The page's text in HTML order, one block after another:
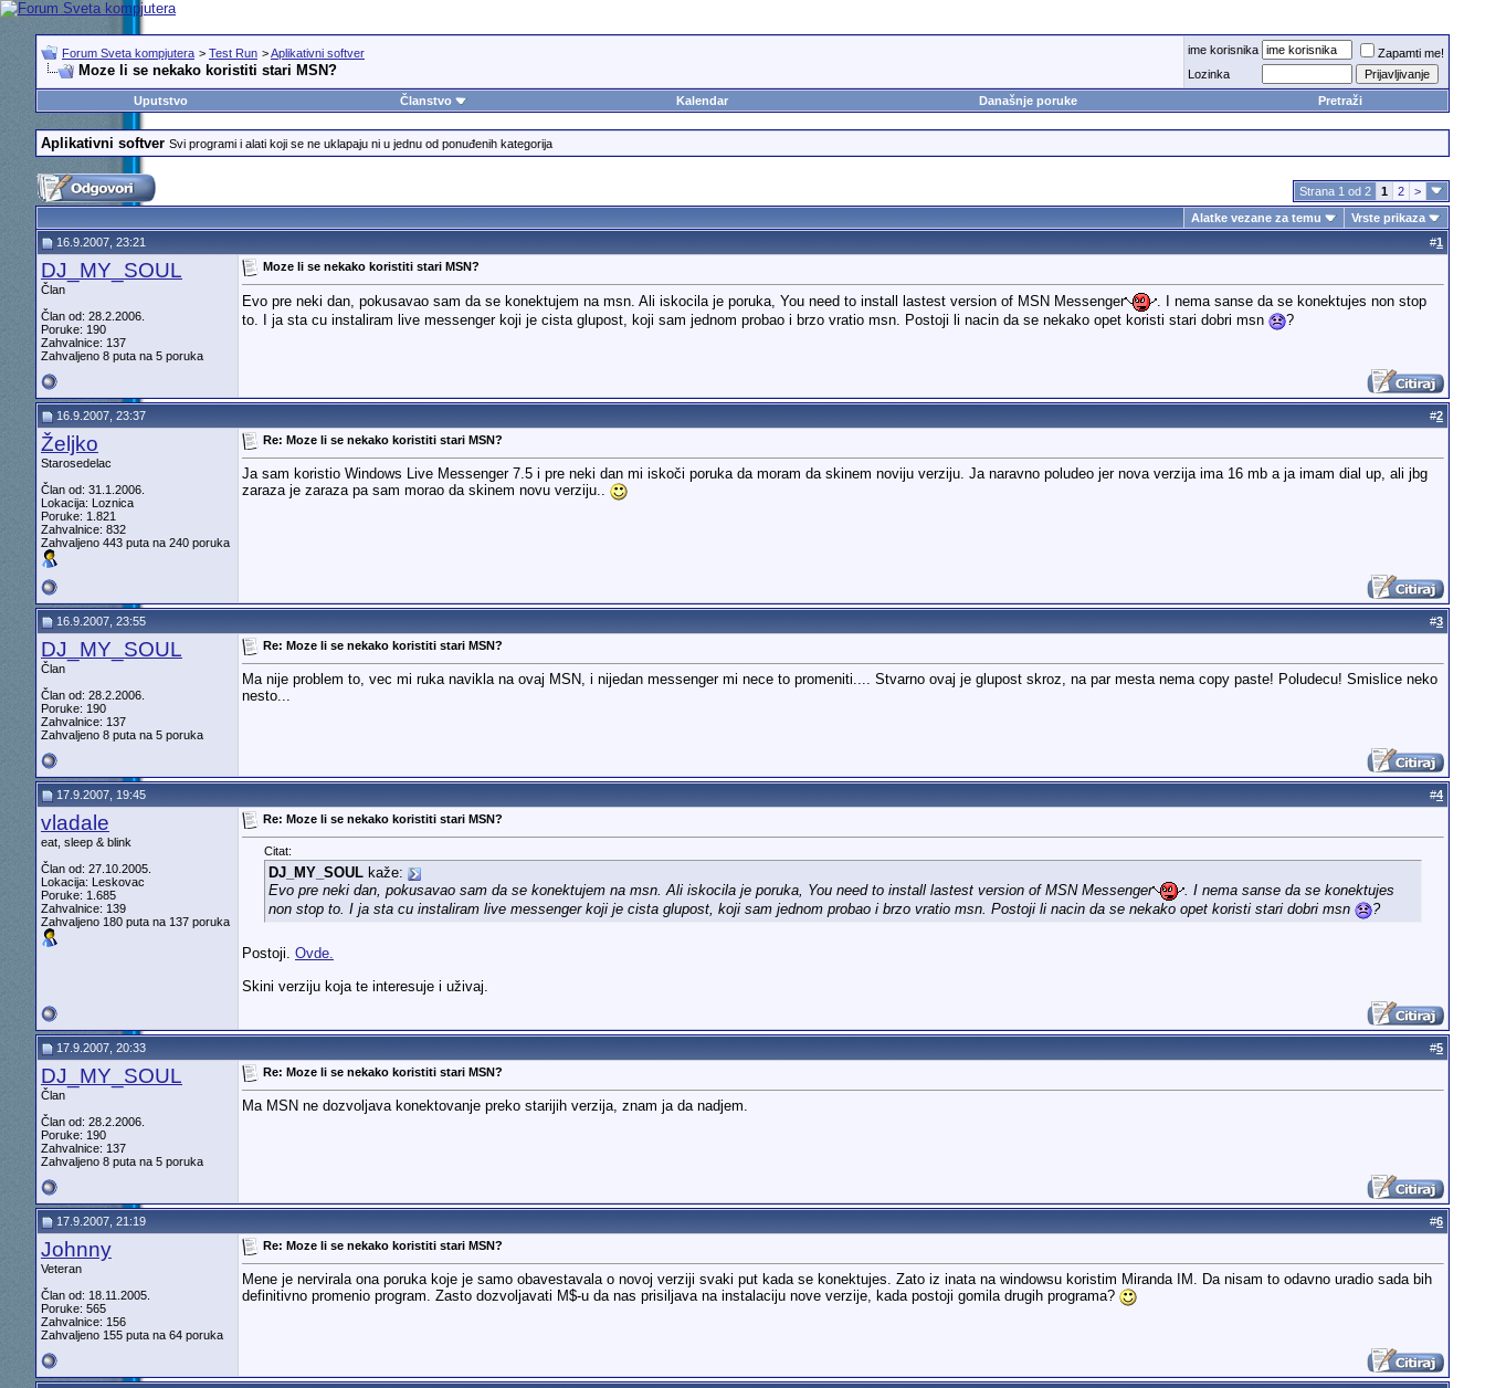
Forum Sveta kompjutera > Test Run >Aplikativni softver
Moze li se nekako koristiti stari MSN?
ime korisnika
Zapamti me!
Lozinka
Uputstvo
Članstvo Kalendar Današnje poruke Pretraži
Aplikativni softver Svi programi i alati koji se ne uklapaju ni u jednu od ponuđenih kategorija
Strana 1 od 2 1 2
>
Alatke vezane za temu
Vrste prikaza
16.9.2007, 23:21
#1
DJ_MY_SOUL
Član
Član od: 28.2.2006.
Poruke: 190
Zahvalnice: 137
Zahvaljeno 8 puta na 5 poruka
Moze li se nekako koristiti stari MSN?
Evo pre neki dan, pokusavao sam da se konektujem na msn. Ali iskocila je poruka, You need to install lastest version of MSN Messenger
. I nema sanse da se konektujes non stop
to. I ja sta cu instaliram live messenger koji je cista glupost, koji sam jednom probao i brzo vratio msn. Postoji li nacin da se nekako opet koristi stari dobri msn
?
16.9.2007, 23:37 #2
Željko
Starosedelac
Član od: 31.1.2006.
Lokacija: Loznica
Poruke: 1.821
Zahvalnice: 832
Zahvaljeno 443 puta na 240 poruka
Re: Moze li se nekako koristiti stari MSN?
Ja sam koristio Windows Live Messenger 7.5 i pre neki dan mi iskoči poruka da moram da skinem noviju verziju. Ja naravno poludeo jer nova verzija ima 16 mb a ja imam dial up, ali jbg
zaraza je zaraza pa sam morao da skinem novu verziju..
16.9.2007, 23:55 #3
DJ_MY_SOUL
Član
Član od: 28.2.2006.
Poruke: 190
Zahvalnice: 137
Zahvaljeno 8 puta na 5 poruka
Re: Moze li se nekako koristiti stari MSN?
Ma nije problem to, vec mi ruka navikla na ovaj MSN, i nijedan messenger mi nece to promeniti.... Stvarno ovaj je glupost skroz, na par mesta nema copy paste! Poludecu! Smislice neko
nesto...
17.9.2007, 19:45 #4
vladale
eat, sleep & blink
Član od: 27.10.2005.
Lokacija: Leskovac
Poruke: 1.685
Zahvalnice: 139
Zahvaljeno 180 puta na 137 poruka
Re: Moze li se nekako koristiti stari MSN?
Citat:
DJ_MY_SOULkaže:
Evo pre neki dan, pokusavao sam da se konektujem na msn. Ali iskocila je poruka, You need to install lastest version of MSN Messenger
. I nema sanse da se konektujes
non stop to. I ja sta cu instaliram live messenger koji je cista glupost, koji sam jednom probao i brzo vratio msn. Postoji li nacin da se nekako opet koristi stari dobri msn
?
Postoji. Ovde.
Skini verziju koja te interesuje i uživaj.
17.9.2007, 20:33 #5
DJ_MY_SOUL
Član
Član od: 28.2.2006.
Poruke: 190
Zahvalnice: 137
Zahvaljeno 8 puta na 5 poruka
Re: Moze li se nekako koristiti stari MSN?
Ma MSN ne dozvoljava konektovanje preko starijih verzija, znam ja da nadjem.
17.9.2007, 21:19 #6
Johnny
Veteran
Član od: 18.11.2005.
Poruke: 565
Zahvalnice: 156
Zahvaljeno 155 puta na 64 poruka
Re: Moze li se nekako koristiti stari MSN?
Mene je nervirala ona poruka koje je samo obavestavala o novoj verziji svaki put kada se konektujes. Zato iz inata na windowsu koristim Miranda IM. Da nisam to odavno uradio sada bih
definitivno promenio program. Zasto dozvoljavati M$-u da nas prisiljava na instalaciju nove verzije, kada postoji gomila drugih programa?